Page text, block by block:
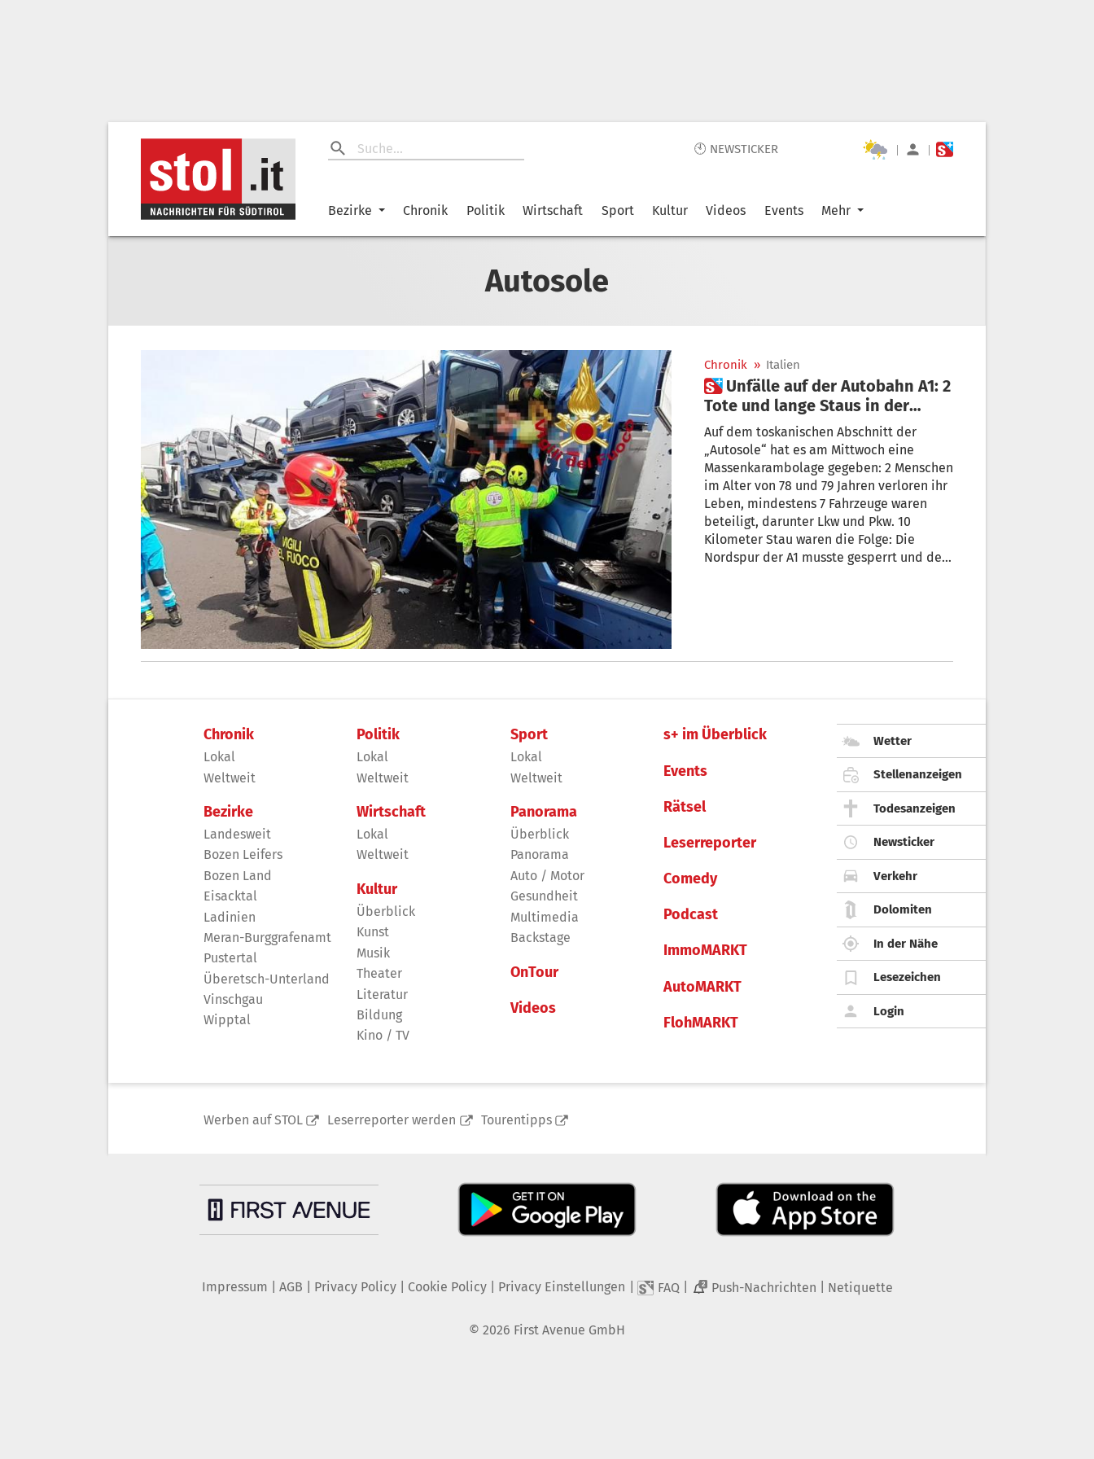
🕙 NEWSTICKER | |
Bezirke Chronik Politik Wirtschaft Sport Kultur Videos Events Mehr
Autosole
Chronik » Italien
 Unfälle auf der Autobahn A1: 2
Tote und lange Staus in der
Toskana
Auf dem toskanischen Abschnitt der
„Autosole“ hat es am Mittwoch eine
Massenkarambolage gegeben: 2 Menschen
im Alter von 78 und 79 Jahren verloren ihr
Leben, mindestens 7 Fahrzeuge waren
beteiligt, darunter Lkw und Pkw. 10
Kilometer Stau waren die Folge: Die
Nordspur der A1 musste gesperrt und der
Chronik
Lokal
Weltweit
Bezirke
Landesweit
Bozen Leifers
Bozen Land
Eisacktal
Ladinien
Meran-Burggrafenamt
Pustertal
Überetsch-Unterland
Vinschgau
Wipptal
Politik
Lokal
Weltweit
Wirtschaft
Lokal
Weltweit
Kultur
Überblick
Kunst
Musik
Theater
Literatur
Bildung
Kino / TV
Sport
Lokal
Weltweit
Panorama
Überblick
Panorama
Auto / Motor
Gesundheit
Multimedia
Backstage
OnTour
Videos
s+ im Überblick
Events
Rätsel
Leserreporter
Comedy
Podcast
ImmoMARKT
AutoMARKT
FlohMARKT
Wetter
Stellenanzeigen
Todesanzeigen
Newsticker
Verkehr
Dolomiten
In der Nähe
Lesezeichen
Login
Werben auf STOL Leserreporter werden Tourentipps
Impressum AGB Privacy Policy| Cookie Policy| Privacy Einstellungen FAQ 2 Push-Nachrichten Netiquette
© 2026 First Avenue GmbH